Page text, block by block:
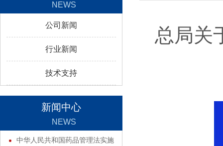
NEWS
公司新闻
行业新闻
技术支持
新闻中心
NEWS
中华人民共和国药品管理法实施
总局关